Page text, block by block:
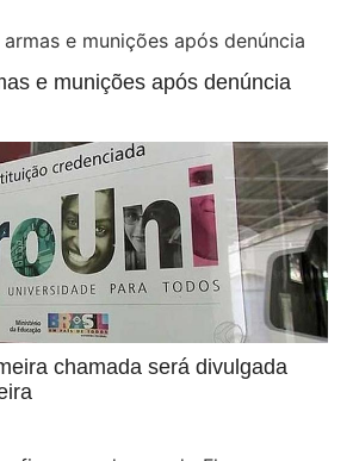
e munições após denúncia
chamada será divulgada